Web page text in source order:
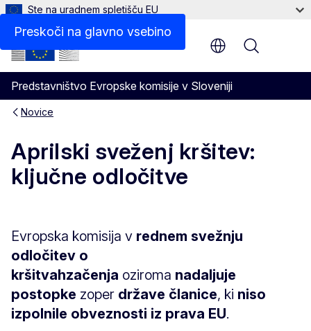
Preskoči na glavno vsebino
Ste na uradnem spletišču EU
Predstavništvo Evropske komisije v Sloveniji
Menu
Novice
Aprilski sveženj kršitev:
ključne odločitve
Evropska komisija v rednem svežnju
odločitev o
kršitvahzačenja oziroma nadaljuje
postopke zoper države članice, ki niso
izpolnile obveznosti iz prava EU.